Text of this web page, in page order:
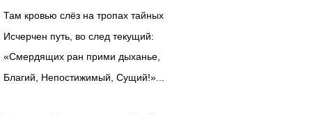
Там кровью слёз на тропах тайных
Исчерчен путь, во след текущий:
«Смердящих ран прими дыханье,
Благий, Непостижимый, Сущий!»...